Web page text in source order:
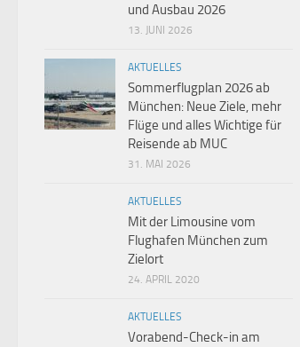
und Ausbau 2026
13. JUNI 2026
AKTUELLES
Sommerflugplan 2026 ab
München: Neue Ziele, mehr
Flüge und alles Wichtige für
Reisende ab MUC
31. MAI 2026
AKTUELLES
Mit der Limousine vom
Flughafen München zum
Zielort
24. APRIL 2020
AKTUELLES
Vorabend-Check-in am